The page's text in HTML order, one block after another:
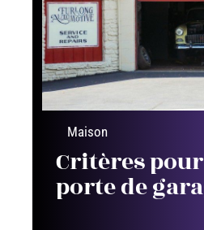
Maison
Critères
porte de